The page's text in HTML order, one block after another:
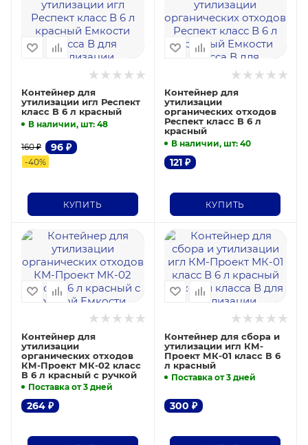
Контейнер для
утилизации игл Респект
класс В 6 л красный
В наличии, шт: 48
96 ₽
160₽
-40%
КУПИТЬ
Контейнер для
утилизации
органических отходов
Респект класс В 6 л
красный
В наличии, шт: 40
121₽
КУПИТЬ
Контейнер для
утилизации
органических отходов
КМ-Проект МК-02 класс
В 6 л красный с ручкой
Поставка от 3 дней
264 ₽
Контейнер для сбора и
утилизации игл КМ-
Проект МК-01 класс В 6
л красный
Поставка от 3 дней
300 ₽